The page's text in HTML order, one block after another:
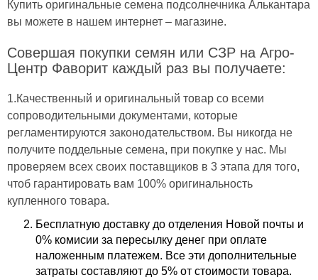
Купить оригинальные семена подсолнечника Алькантара
вы можете в нашем интернет – магазине.
Совершая покупки семян или СЗР на Агро-
Центр Фаворит каждый раз вы получаете:
1.Качественный и оригинальный товар со всеми
сопроводительными документами, которые
регламентируются законодательством. Вы никогда не
получите поддельные семена, при покупке у нас. Мы
проверяем всех своих поставщиков в 3 этапа для того,
чтоб гарантировать вам 100% оригинальность
купленного товара.
Бесплатную доставку до отделения Новой почты и
0% комисии за пересылку денег при оплате
наложенным платежем. Все эти дополнительные
затраты составляют до 5% от стоимости товара.